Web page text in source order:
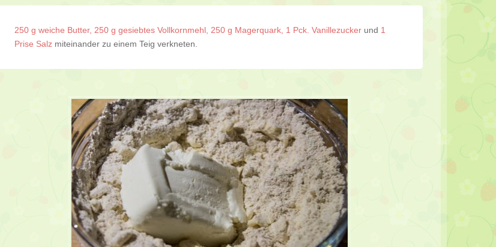
250 g weiche Butter, 250 g gesiebtes Vollkornmehl, 250 g Magerquark, 1 Pck. Vanillezucker und 1
Prise Salz miteinander zu einem Teig verkneten.